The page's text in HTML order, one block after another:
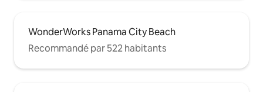
WonderWorks Panama City Beach
Recommandé par 522 habitants